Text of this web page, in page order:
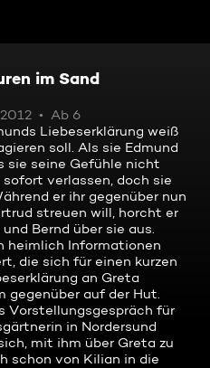
im Sand
Ab 6
Liebeserklärung weiß
soll. Als sie Edmund
sie seine Gefühle nicht
verlassen, doch sie
er ihr gegenüber nun
streuen will, horcht er
Bernd über sie aus.
heimlich Informationen
die sich für einen kurzen
an Greta
gegenüber auf der Hut.
Vorstellungsgespräch für
in Nordersund
mit ihm über Greta zu
schon von Kilian in die